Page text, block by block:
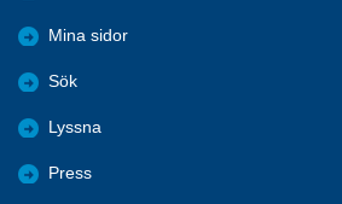
Mina sidor
Sök
Lyssna
Press